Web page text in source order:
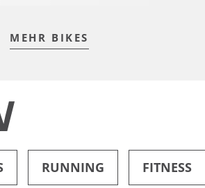
MEHR BIKES
RUNNING FITNESS